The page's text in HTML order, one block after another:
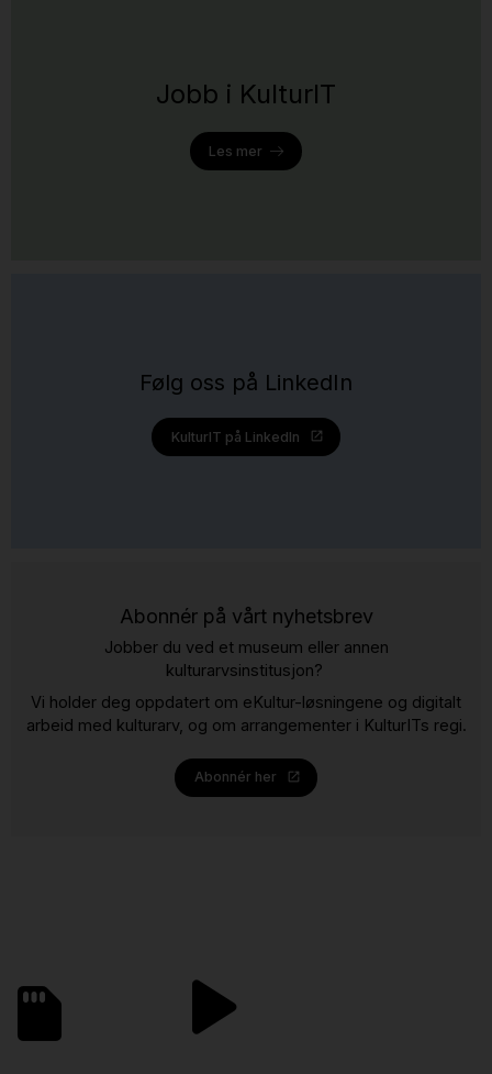
Jobb i KulturIT
Les mer
Følg oss på LinkedIn
KulturIT på LinkedIn
Abonnér på vårt nyhetsbrev
Jobber du ved et museum eller annen
kulturarvsinstitusjon?
Vi holder deg oppdatert om eKultur-løsningene og digitalt
arbeid med kulturarv, og om arrangementer i KulturITs regi.
Abonnér her